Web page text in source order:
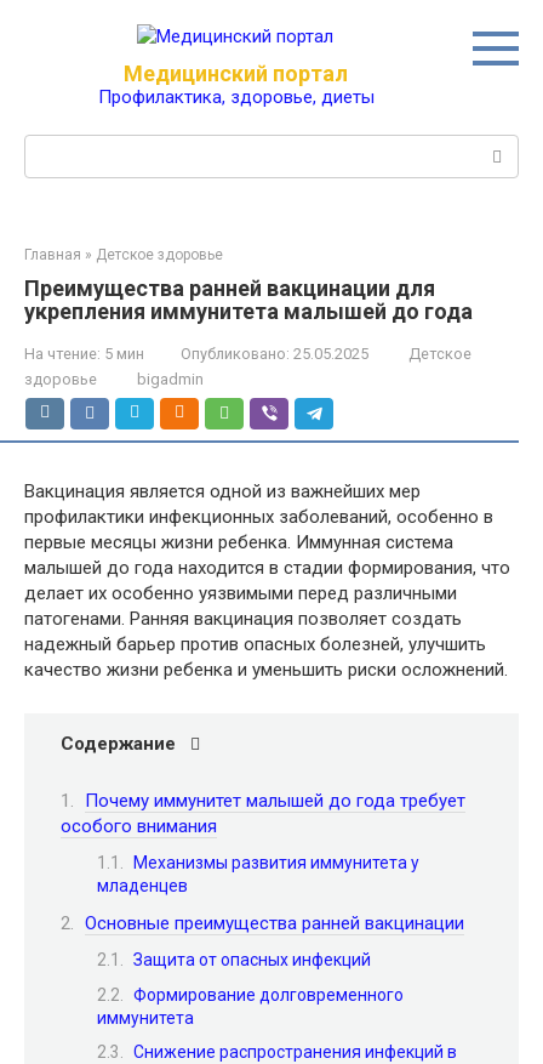
Медицинский портал
Профилактика, здоровье, диеты
Главная » Детское здоровье
Преимущества ранней вакцинации для
укрепления иммунитета малышей до года
На чтение: 5 мин Опубликовано: 25.05.2025
Детское
здоровье
bigadmin
Вакцинация является одной из важнейших мер
профилактики инфекционных заболеваний, особенно в
первые месяцы жизни ребенка. Иммунная система
малышей до года находится в стадии формирования, что
делает их особенно уязвимыми перед различными
патогенами. Ранняя вакцинация позволяет создать
надежный барьер против опасных болезней, улучшить
качество жизни ребенка и уменьшить риски осложнений.
Содержание
Почему иммунитет малышей до года требует
особого внимания
Механизмы развития иммунитета у
младенцев
Основные преимущества ранней вакцинации
Защита от опасных инфекций
Формирование долговременного
иммунитета
Снижение распространения инфекций в